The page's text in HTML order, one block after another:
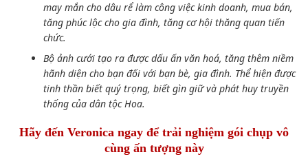
may mắn cho dâu rể làm công việc kinh doanh, mua bán,
tăng phúc lộc cho gia đình, tăng cơ hội thăng quan tiến
chức.
Bộ ảnh cưới tạo ra được dấu ấn văn hoá, tăng thêm niềm
hãnh diện cho bạn đối với bạn bè, gia đình. Thể hiện được
tinh thần biết quý trọng, biết gìn giữ và phát huy truyền
thống của dân tộc Hoa.
Hãy đến Veronica ngay để trải nghiệm gói chụp vô
cùng ấn tượng này